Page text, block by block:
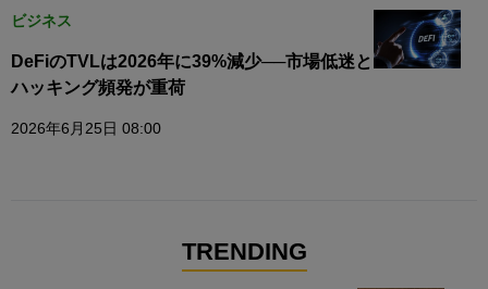
ビジネス
DeFiのTVLは2026年に39%減少──市場低迷と
ハッキング頻発が重荷
2026年6月25日 08:00
TRENDING